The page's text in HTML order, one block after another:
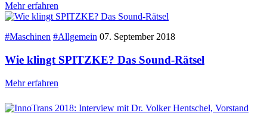
Mehr erfahren
#Maschinen #Allgemein 07. September 2018
Wie klingt SPITZKE? Das Sound-Rätsel
Mehr erfahren